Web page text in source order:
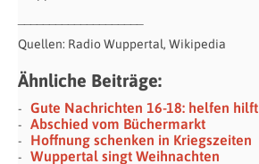
Quellen: Radio Wuppertal, Wikipedia
Ähnliche Beiträge:
Gute Nachrichten 16-18: helfen hilft
Abschied vom Büchermarkt
Hoffnung schenken in Kriegszeiten
Wuppertal singt Weihnachten